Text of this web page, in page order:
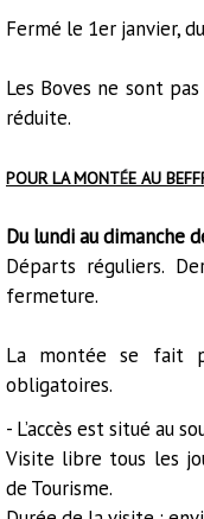
Fermé le 1er janvier,
Les Boves ne sont
réduite.
POUR LA MONTÉE AU
Du lundi au dimanche
Départs réguliers.
fermeture.
La montée se fait
obligatoires.
- L’accès est situé au
Visite libre tous les
de Tourisme.